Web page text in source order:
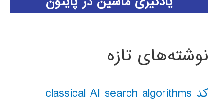
نوشته‌های تازه
کد classical AI search algorithms